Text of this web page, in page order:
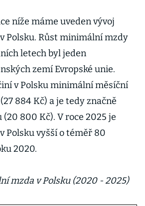
níže máme uveden vývoj
v Polsku. Růst minimální mzdy
letech byl jeden
zemí Evropské unie.
v Polsku minimální měsíční
884 Kč) a je tedy značně
(20 800 Kč). V roce 2025 je
Polsku vyšší o téměř 80
2020.
mzda v Polsku (2020 - 2025)